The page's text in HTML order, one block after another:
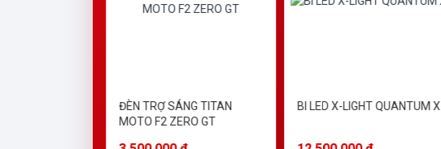
ĐÈN TRỢ SÁNG TITAN
MOTO F2 ZERO GT
BI LED X-LIGHT QUANTUM X